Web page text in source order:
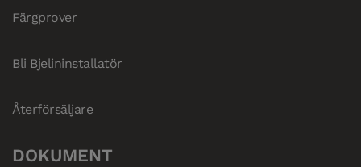
Färgprover
Bli Bjelininstallatör
Återförsäljare
DOKUMENT